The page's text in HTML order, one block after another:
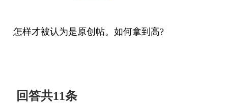
怎样才被认为是原创帖。如何拿到高?
回答共11条